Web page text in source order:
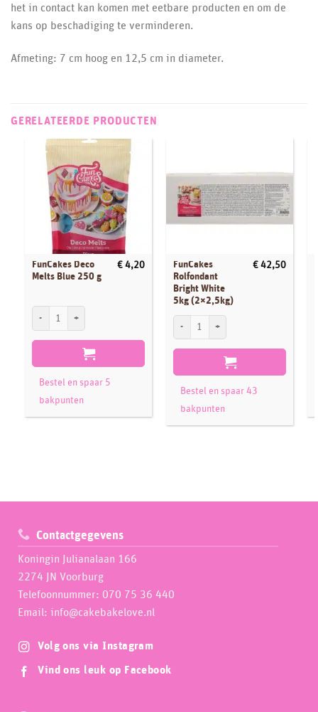
het in contact kan komen met eetbare producten en om de
kans op beschadiging te verminderen.
Afmeting: 7 cm hoog en 12,5 cm in diameter.
GERELATEERDE PRODUCTEN
FunCakes Deco
Melts Blue 250 g
€ 4,20
Bestel en spaar 5
bakpunten
FunCakes
Rolfondant
Bright White
5kg (2×2,5kg)
€ 42,50
FunCakes Rolfondant Bright White 5kg
Bestel en spaar 43
bakpunten
Contactgegevens
Koningin Julianalaan 166
2274 JN Voorburg
Telefoonnummer: 070 75 36 440
Email: info@cakebakelove.nl
Volg ons via Instagram
Vind ons leuk op Facebook